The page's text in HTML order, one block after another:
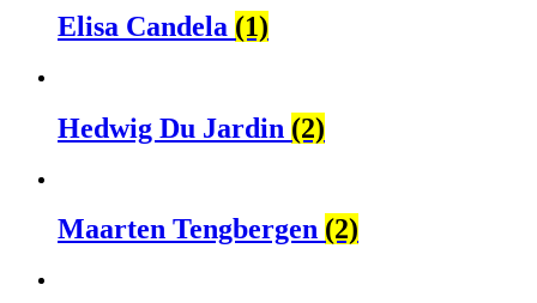
Elisa Candela (1)
Hedwig Du Jardin (2)
Maarten Tengbergen (2)